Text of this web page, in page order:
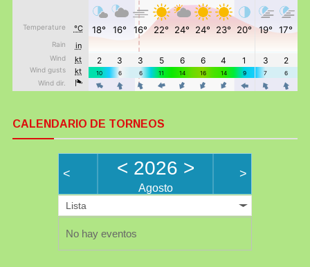
CALENDARIO DE TORNEOS
< < 2026 >
Agosto
>
Lista
No hay eventos